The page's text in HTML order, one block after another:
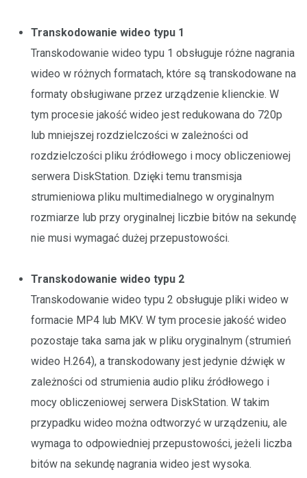
Transkodowanie wideo typu 1
Transkodowanie wideo typu 1 obsługuje różne nagrania
wideo w różnych formatach, które są transkodowane na
formaty obsługiwane przez urządzenie klienckie. W
tym procesie jakość wideo jest redukowana do 720p
lub mniejszej rozdzielczości w zależności od
rozdzielczości pliku źródłowego i mocy obliczeniowej
serwera DiskStation. Dzięki temu transmisja
strumieniowa pliku multimedialnego w oryginalnym
rozmiarze lub przy oryginalnej liczbie bitów na sekundę
nie musi wymagać dużej przepustowości.
Transkodowanie wideo typu 2
Transkodowanie wideo typu 2 obsługuje pliki wideo w
formacie MP4 lub MKV. W tym procesie jakość wideo
pozostaje taka sama jak w pliku oryginalnym (strumień
wideo H.264), a transkodowany jest jedynie dźwięk w
zależności od strumienia audio pliku źródłowego i
mocy obliczeniowej serwera DiskStation. W takim
przypadku wideo można odtworzyć w urządzeniu, ale
wymaga to odpowiedniej przepustowości, jeżeli liczba
bitów na sekundę nagrania wideo jest wysoka.